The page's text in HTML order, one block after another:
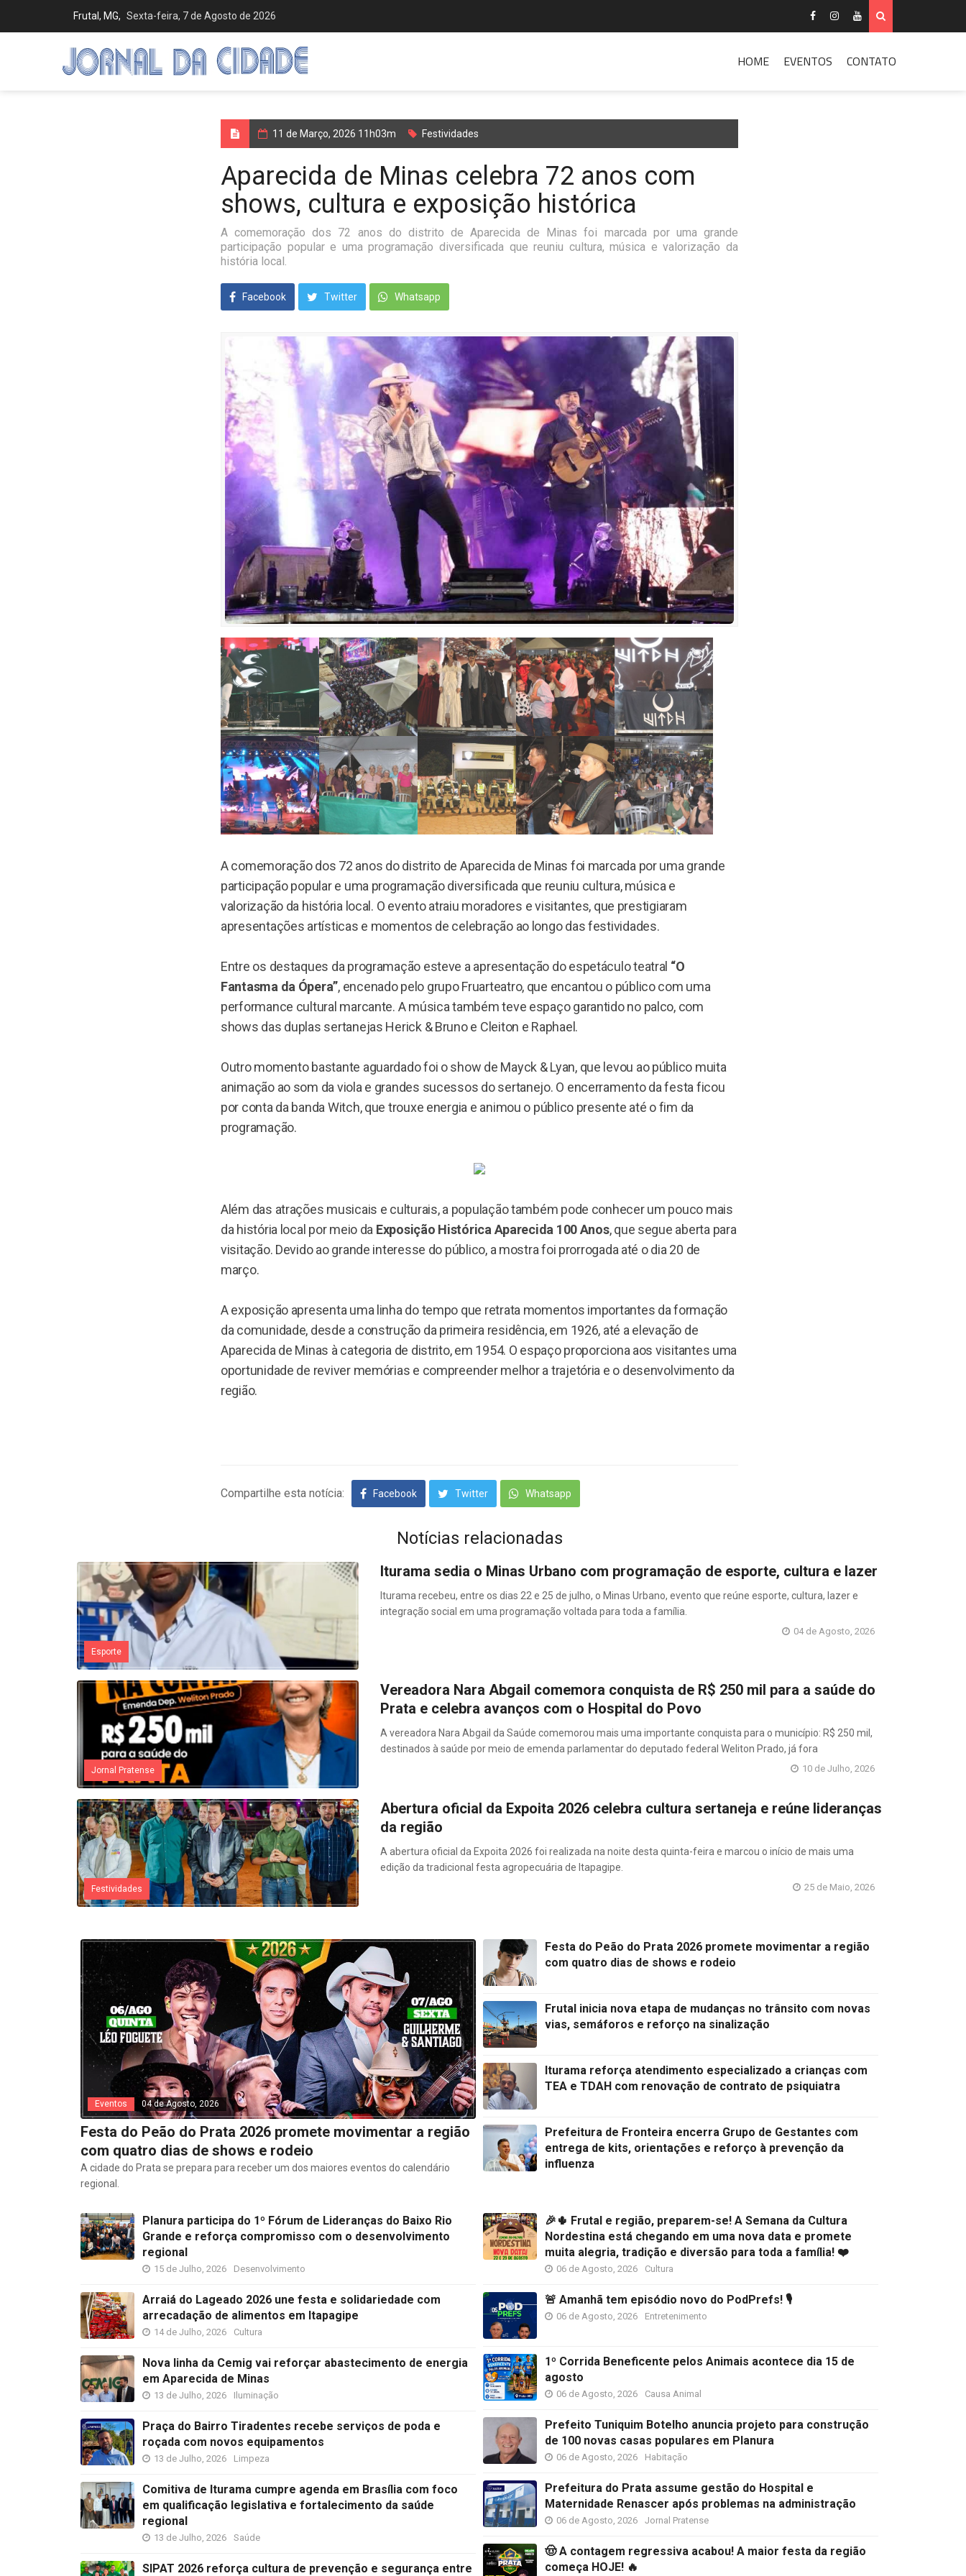
Frutal, MG, Sexta-feira, 7 de Agosto de 2026
HOME EVENTOS CONTATO
11 de Março, 2026 11h03m Festividades
Aparecida de Minas celebra 72 anos com
shows, cultura e exposição histórica
A comemoração dos 72 anos do distrito de Aparecida de Minas foi marcada por uma grande
participação popular e uma programação diversificada que reuniu cultura, música e valorização da
história local.
Facebook Twitter Whatsapp
A comemoração dos 72 anos do distrito de Aparecida de Minas foi marcada por uma grande
participação popular e uma programação diversificada que reuniu cultura, música e
valorização da história local. O evento atraiu moradores e visitantes, que prestigiaram
apresentações artísticas e momentos de celebração ao longo das festividades.
Entre os destaques da programação esteve a apresentação do espetáculo teatral “O
Fantasma da Ópera”, encenado pelo grupo Fruarteatro, que encantou o público com uma
performance cultural marcante. A música também teve espaço garantido no palco, com
shows das duplas sertanejas Herick & Bruno e Cleiton e Raphael.
Outro momento bastante aguardado foi o show de Mayck & Lyan, que levou ao público muita
animação ao som da viola e grandes sucessos do sertanejo. O encerramento da festa ficou
por conta da banda Witch, que trouxe energia e animou o público presente até o fim da
programação.
Além das atrações musicais e culturais, a população também pode conhecer um pouco mais
da história local por meio da Exposição Histórica Aparecida 100 Anos, que segue aberta para
visitação. Devido ao grande interesse do público, a mostra foi prorrogada até o dia 20 de
março.
A exposição apresenta uma linha do tempo que retrata momentos importantes da formação
da comunidade, desde a construção da primeira residência, em 1926, até a elevação de
Aparecida de Minas à categoria de distrito, em 1954. O espaço proporciona aos visitantes uma
oportunidade de reviver memórias e compreender melhor a trajetória e o desenvolvimento da
região.
Compartilhe esta notícia: Facebook Twitter Whatsapp
Notícias relacionadas
Esporte
Iturama sedia o Minas Urbano com programação de esporte, cultura e lazer
Iturama recebeu, entre os dias 22 e 25 de julho, o Minas Urbano, evento que reúne esporte, cultura, lazer e
integração social em uma programação voltada para toda a família.
04 de Agosto, 2026
Jornal Pratense
Vereadora Nara Abgail comemora conquista de R$ 250 mil para a saúde do
Prata e celebra avanços com o Hospital do Povo
A vereadora Nara Abgail da Saúde comemorou mais uma importante conquista para o município: R$ 250 mil,
destinados à saúde por meio de emenda parlamentar do deputado federal Weliton Prado, já fora
10 de Julho, 2026
Festividades
Abertura oficial da Expoita 2026 celebra cultura sertaneja e reúne lideranças
da região
A abertura oficial da Expoita 2026 foi realizada na noite desta quinta-feira e marcou o início de mais uma
edição da tradicional festa agropecuária de Itapagipe.
25 de Maio, 2026
Eventos 04 de Agosto, 2026
Festa do Peão do Prata 2026 promete movimentar a região
com quatro dias de shows e rodeio
A cidade do Prata se prepara para receber um dos maiores eventos do calendário
regional.
Festa do Peão do Prata 2026 promete movimentar a região
com quatro dias de shows e rodeio
Frutal inicia nova etapa de mudanças no trânsito com novas
vias, semáforos e reforço na sinalização
Iturama reforça atendimento especializado a crianças com
TEA e TDAH com renovação de contrato de psiquiatra
Prefeitura de Fronteira encerra Grupo de Gestantes com
entrega de kits, orientações e reforço à prevenção da
influenza
Planura participa do 1º Fórum de Lideranças do Baixo Rio
Grande e reforça compromisso com o desenvolvimento
regional
15 de Julho, 2026 Desenvolvimento
Arraiá do Lageado 2026 une festa e solidariedade com
arrecadação de alimentos em Itapagipe
14 de Julho, 2026 Cultura
Nova linha da Cemig vai reforçar abastecimento de energia
em Aparecida de Minas
13 de Julho, 2026 Iluminação
Praça do Bairro Tiradentes recebe serviços de poda e
roçada com novos equipamentos
13 de Julho, 2026 Limpeza
Comitiva de Iturama cumpre agenda em Brasília com foco
em qualificação legislativa e fortalecimento da saúde
regional
13 de Julho, 2026 Saúde
SIPAT 2026 reforça cultura de prevenção e segurança entre
🎉🌵 Frutal e região, preparem-se! A Semana da Cultura
Nordestina está chegando em uma nova data e promete
muita alegria, tradição e diversão para toda a família! ❤️
06 de Agosto, 2026 Cultura
🚨 Amanhã tem episódio novo do PodPrefs! 🎙️
06 de Agosto, 2026 Entretenimento
1º Corrida Beneficente pelos Animais acontece dia 15 de
agosto
06 de Agosto, 2026 Causa Animal
Prefeito Tuniquim Botelho anuncia projeto para construção
de 100 novas casas populares em Planura
06 de Agosto, 2026 Habitação
Prefeitura do Prata assume gestão do Hospital e
Maternidade Renascer após problemas na administração
06 de Agosto, 2026 Jornal Pratense
🤠 A contagem regressiva acabou! A maior festa da região
começa HOJE! 🔥